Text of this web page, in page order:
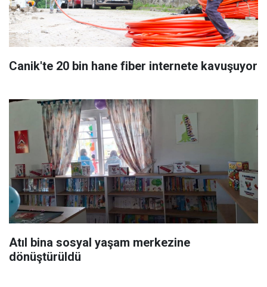
Canik'te 20 bin hane fiber internete kavuşuyor
Atıl bina sosyal yaşam merkezine
dönüştürüldü